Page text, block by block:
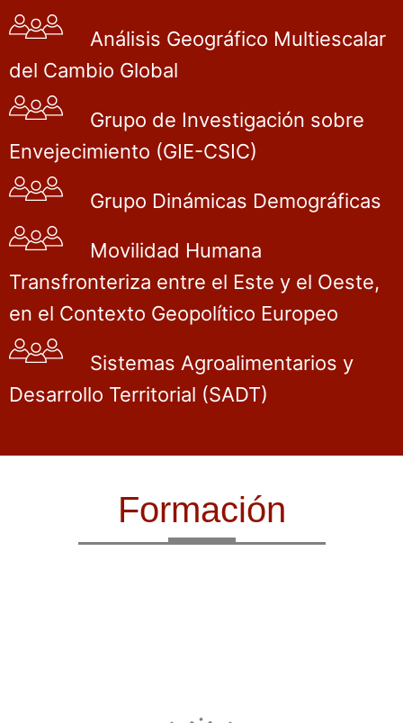
Análisis Geográfico Multiescalar
del Cambio Global
Grupo de Investigación sobre
Envejecimiento (GIE-CSIC)
Grupo Dinámicas Demográficas
Movilidad Humana
Transfronteriza entre el Este y el Oeste,
en el Contexto Geopolítico Europeo
Sistemas Agroalimentarios y
Desarrollo Territorial (SADT)
Formación